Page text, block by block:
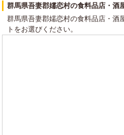
群馬県吾妻郡嬬恋村の食料品店・酒
群馬県吾妻郡嬬恋村の食料品店・酒
トをお選びください。